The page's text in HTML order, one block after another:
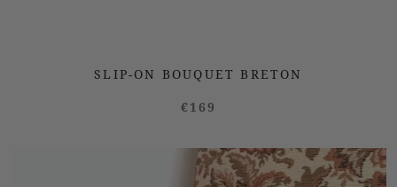
SLIP-ON BOUQUET BRETON
€169